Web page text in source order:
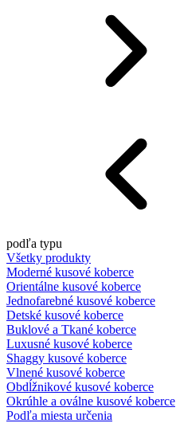
podľa typu
Všetky produkty
Moderné kusové koberce
Orientálne kusové koberce
Jednofarebné kusové koberce
Detské kusové koberce
Buklové a Tkané koberce
Luxusné kusové koberce
Shaggy kusové koberce
Vlnené kusové koberce
Obdĺžnikové kusové koberce
Okrúhle a oválne kusové koberce
Podľa miesta určenia